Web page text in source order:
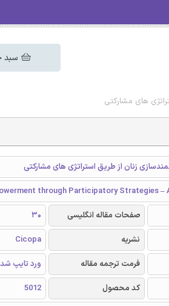
سبد
های مشارکتی
زنان از طریق استراتژی های مشارکتی
through Participatory Strategies –
صفحات مقاله انگلیسی
30
نشریه
Cicopa
فرمت ترجمه مقاله
ورد تایپ
کد محصول
5012